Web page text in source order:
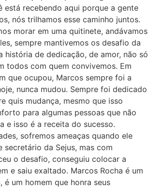
está recebendo aqui porque a gente
nós trilhamos esse caminho juntos.
morar em uma quitinete, andávamos
sempre mantivemos os desafio da
história de dedicação, de amor, não só
todos com quem convivemos. Em
que ocupou, Marcos sempre foi a
nunca mudou. Sempre foi dedicado
quis mudança, mesmo que isso
para algumas pessoas que não
e isso é a receita do sucesso.
sofremos ameaças quando ele
da Sejus, mas com
o desafio, conseguiu colocar a
e saiu exaltado. Marcos Rocha é um
é um homem que honra seus